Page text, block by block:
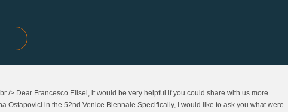
/> Dear Francesco Elisei, it would be very helpful if you could share with us more
Ostapovici in the 52nd Venice Biennale.Specifically, I would like to ask you what were